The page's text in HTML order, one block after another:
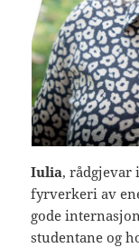
Iulia, rådgjevar
fyrverkeri av
gode
studentane og